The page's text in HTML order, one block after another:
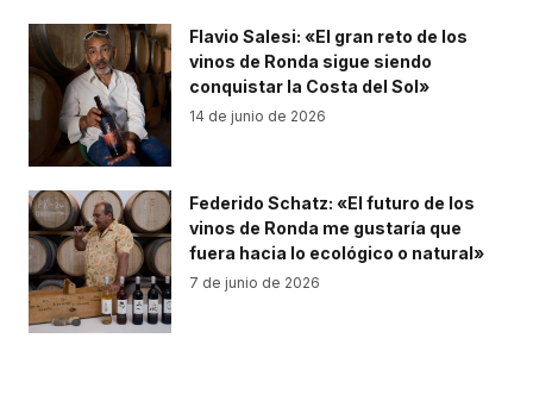
Flavio Salesi: «El gran reto de los
vinos de Ronda sigue siendo
conquistar la Costa del Sol»
14 de junio de 2026
Federido Schatz: «El futuro de los
vinos de Ronda me gustaría que
fuera hacia lo ecológico o natural»
7 de junio de 2026